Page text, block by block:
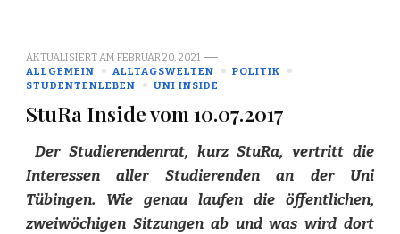
AKTUALISIERT AM FEBRUAR 20, 2021
ALLGEMEIN
ALLTAGSWELTEN
POLITIK
STUDENTENLEBEN
UNI INSIDE
StuRa Inside vom 10.07.2017
Der Studierendenrat, kurz StuRa, vertritt die
Interessen aller Studierenden an der Uni
Tübingen. Wie genau laufen die öffentlichen,
zweiwöchigen Sitzungen ab und was wird dort